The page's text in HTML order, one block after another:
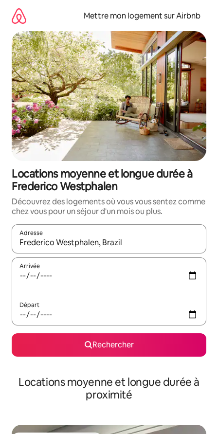
directement
contenu
Mettre mon logement sur Airbnb
Locations moyenne et longue durée à
Frederico Westphalen
Découvrez des logements où vous vous sentez comme
chez vous pour un séjour d'un mois ou plus.
Adresse
Lorsque les résultats s'affichent, utilisez les flèches vers le
Arrivée
Départ
Rechercher
Locations moyenne et longue durée à
proximité